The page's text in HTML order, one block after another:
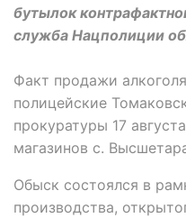
бутылок
служба Нацполиции
Факт продажи
полицейские
прокуратуры 17
магазинов с.
Обыск состоялся в
производства,